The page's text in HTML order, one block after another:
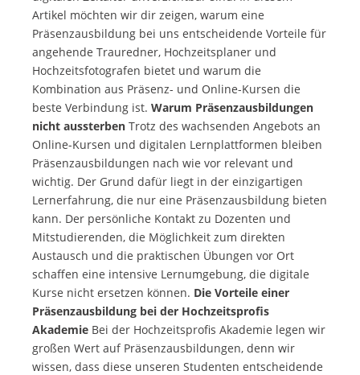
Artikel möchten wir dir zeigen, warum eine
Präsenzausbildung bei uns entscheidende Vorteile für
angehende Trauredner, Hochzeitsplaner und
Hochzeitsfotografen bietet und warum die
Kombination aus Präsenz- und Online-Kursen die
beste Verbindung ist. Warum Präsenzausbildungen
nicht aussterben Trotz des wachsenden Angebots an
Online-Kursen und digitalen Lernplattformen bleiben
Präsenzausbildungen nach wie vor relevant und
wichtig. Der Grund dafür liegt in der einzigartigen
Lernerfahrung, die nur eine Präsenzausbildung bieten
kann. Der persönliche Kontakt zu Dozenten und
Mitstudierenden, die Möglichkeit zum direkten
Austausch und die praktischen Übungen vor Ort
schaffen eine intensive Lernumgebung, die digitale
Kurse nicht ersetzen können. Die Vorteile einer
Präsenzausbildung bei der Hochzeitsprofis
Akademie Bei der Hochzeitsprofis Akademie legen wir
großen Wert auf Präsenzausbildungen, denn wir
wissen, dass diese unseren Studenten entscheidende